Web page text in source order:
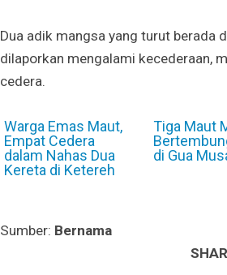
Dua adik mangsa yang turut berada
dilaporkan mengalami kecederaan,
cedera.
Warga Emas Maut,
Empat Cedera
dalam Nahas Dua
Kereta di Ketereh
Tiga Maut
di Gua
Sumber: Bernama